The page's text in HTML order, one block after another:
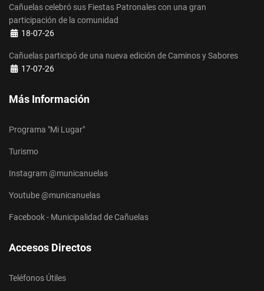
Cañuelas celebró sus Fiestas Patronales con una gran
participación de la comunidad
Detalles
18-07-26
Cañuelas participó de una nueva edición de Caminos y Sabores
Detalles
17-07-26
Más Información
Programa "Mi Lugar"
Turismo
Instagram @municanuelas
Youtube @municanuelas
Facebook - Municipalidad de Cañuelas
Accesos Directos
Teléfonos Útiles